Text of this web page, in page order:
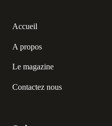
Accueil
A propos
Le magazine
Contactez nous